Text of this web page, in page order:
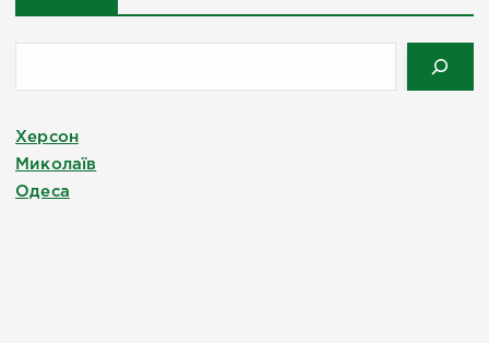
Херсон
Миколаїв
Одеса